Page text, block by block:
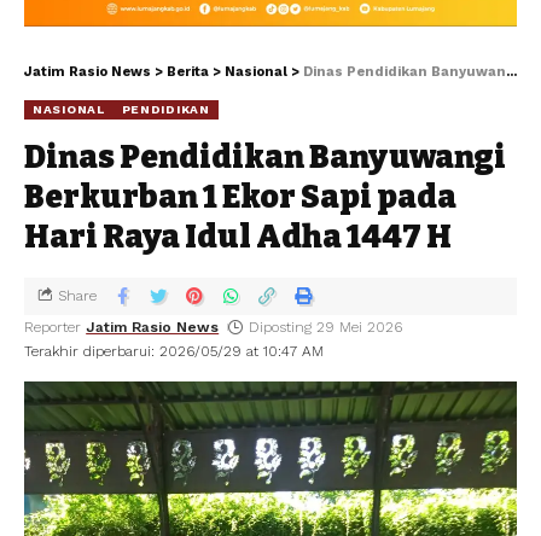
Jatim Rasio News > Berita > Nasional > Dinas Pendidikan Banyuwangi Berkurban 1 Ekor Sapi pada Hari Raya Idul Adha 1447 H
NASIONAL PENDIDIKAN
Dinas Pendidikan Banyuwangi
Berkurban 1 Ekor Sapi pada
Hari Raya Idul Adha 1447 H
Terakhir diperbarui: 2026/05/29 at 10:47 AM
Reporter Jatim Rasio News Diposting 29 Mei 2026
Share